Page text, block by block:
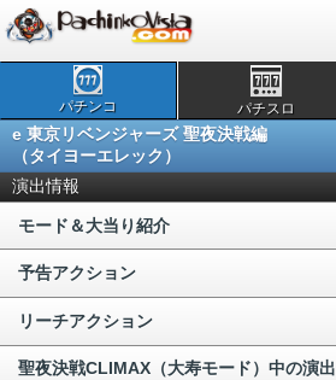
パチンコ パチスロ
e 東京リベンジャーズ 聖夜決戦編
（タイヨーエレック）
演出情報
モード＆大当り紹介
予告アクション
リーチアクション
聖夜決戦CLIMAX（大寿モード）中の演出